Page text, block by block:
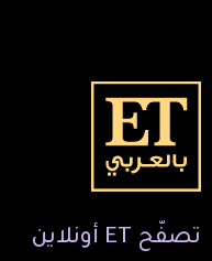
تصفّح ET أونلاين